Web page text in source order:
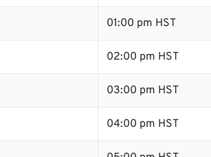
01:00 pm HST
02:00 pm HST
03:00 pm HST
04:00 pm HST